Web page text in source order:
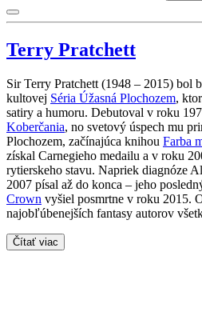
Terry Pratchett
Sir Terry Pratchett (1948 – 2015) bol
kultovej Séria Úžasná Plochozem,
satiry a humoru. Debutoval v roku
Koberčania, no svetový úspech mu
Plochozem, začínajúca knihou Farba
získal Carnegieho medailu a v roku
rytierskeho stavu. Napriek diagnóze
2007 písal až do konca – jeho
Crown vyšiel posmrtne v roku 2015.
najobľúbenejších fantasy autorov
Čítať viac